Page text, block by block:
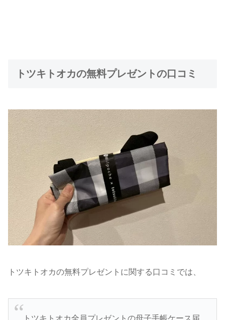
トツキトオカの無料プレゼントの口コミ
トツキトオカの無料プレゼントに関する口コミでは、
トツキトオカ全員プレゼントの母子手帳ケース届